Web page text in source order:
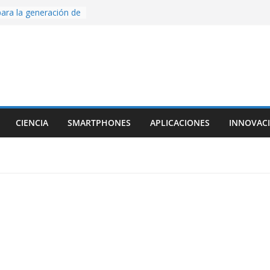
la generación de
con Inteligencia
una app
una
CIENCIA SMARTPHONES APLICACIONES